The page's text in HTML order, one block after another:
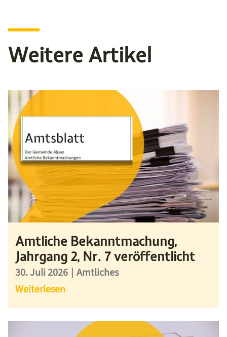
Weitere Artikel
Amtliche Bekanntmachung,
Jahrgang 2, Nr. 7 veröffentlicht
30. Juli 2026 | Amtliches
Weiterlesen